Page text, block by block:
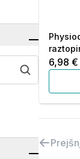
6,98 €